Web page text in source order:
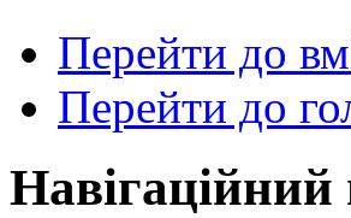
Перейти до
Перейти до